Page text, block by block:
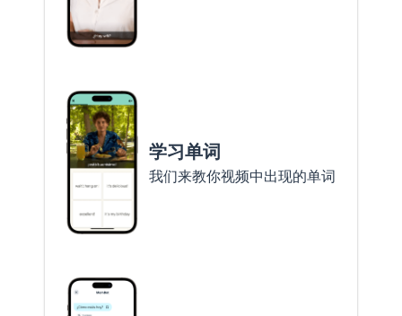
学习单词
我们来教你视频中出现的单词